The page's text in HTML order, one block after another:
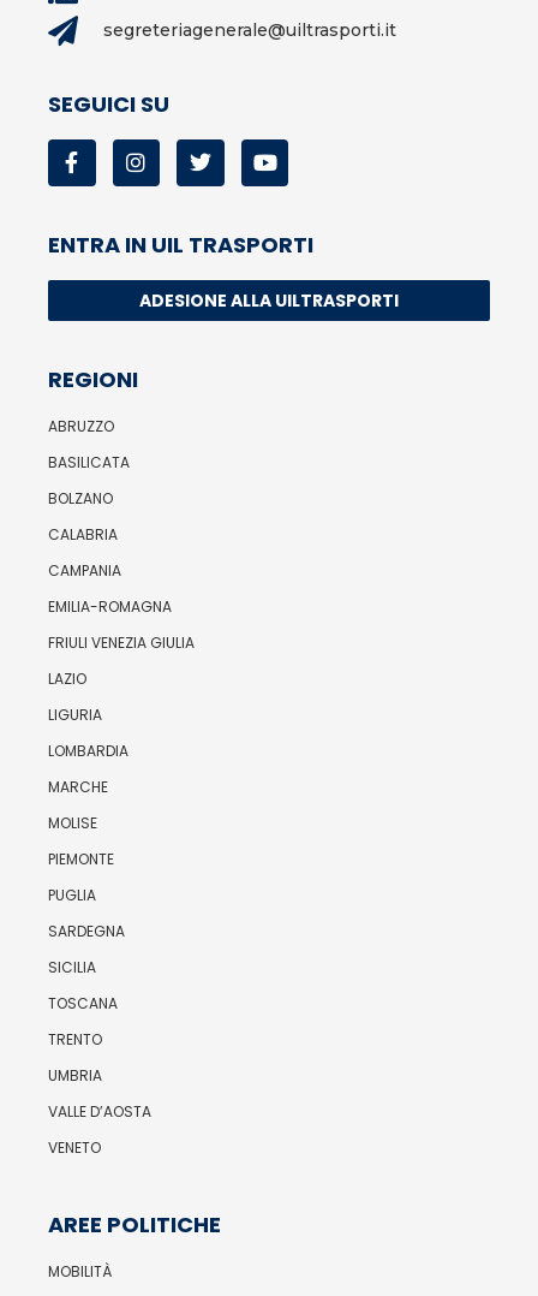
segreteriagenerale@uiltrasporti.it
SEGUICI SU
ENTRA IN UIL TRASPORTI
ADESIONE ALLA UILTRASPORTI
REGIONI
ABRUZZO
BASILICATA
BOLZANO
CALABRIA
CAMPANIA
EMILIA-ROMAGNA
FRIULI VENEZIA GIULIA
LAZIO
LIGURIA
LOMBARDIA
MARCHE
MOLISE
PIEMONTE
PUGLIA
SARDEGNA
SICILIA
TOSCANA
TRENTO
UMBRIA
VALLE D’AOSTA
VENETO
AREE POLITICHE
MOBILITÀ